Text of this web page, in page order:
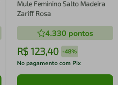
Mule Feminino Salto Madeira
Zariff Rosa
4.330 pontos
R$ 123,40 -48%
No pagamento com Pix